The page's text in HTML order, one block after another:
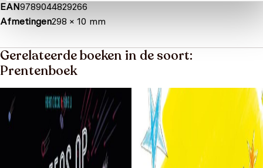
EAN9789044829266
Afmetingen298 × 10 mm
Gerelateerde boeken in de soort:
Prentenboek